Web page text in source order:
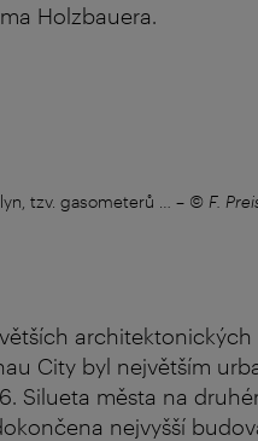
Holzbauera.
tzv. gasometerů … – © F.
City byl největším
Silueta města na
nejvyšší